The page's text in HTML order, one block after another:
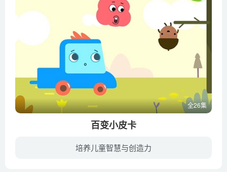
全26集
百变小皮卡
培养儿童智慧与创造力